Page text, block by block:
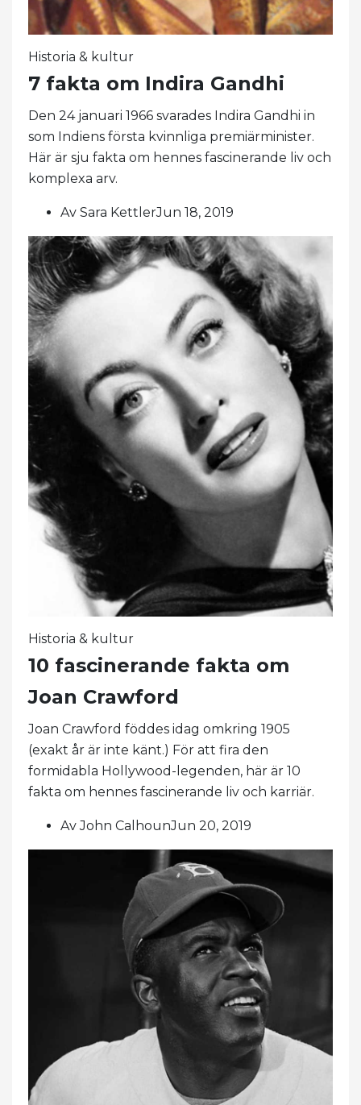
Historia & kultur
7 fakta om Indira Gandhi
Den 24 januari 1966 svarades Indira Gandhi in
som Indiens första kvinnliga premiärminister.
Här är sju fakta om hennes fascinerande liv och
komplexa arv.
Av Sara KettlerJun 18, 2019
Historia & kultur
10 fascinerande fakta om
Joan Crawford
Joan Crawford föddes idag omkring 1905
(exakt år är inte känt.) För att fira den
formidabla Hollywood-legenden, här är 10
fakta om hennes fascinerande liv och karriär.
Av John CalhounJun 20, 2019